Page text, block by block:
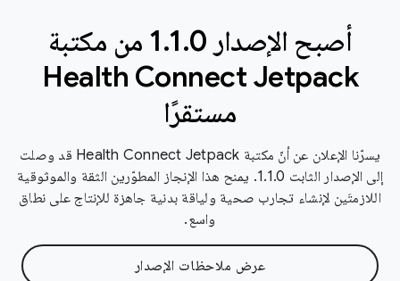
أصبح الإصدار 1.1.0 من مكتبة
Health Connect Jetpack
مستقرًا
يسرّنا الإعلان عن أنّ مكتبة Health Connect Jetpack قد وصلت
إلى الإصدار الثابت 1.1.0. يمنح هذا الإنجاز المطوّرين الثقة والموثوقية
اللازمتَين لإنشاء تجارب صحية ولياقة بدنية جاهزة للإنتاج على نطاق
واسع.
عرض ملاحظات الإصدار